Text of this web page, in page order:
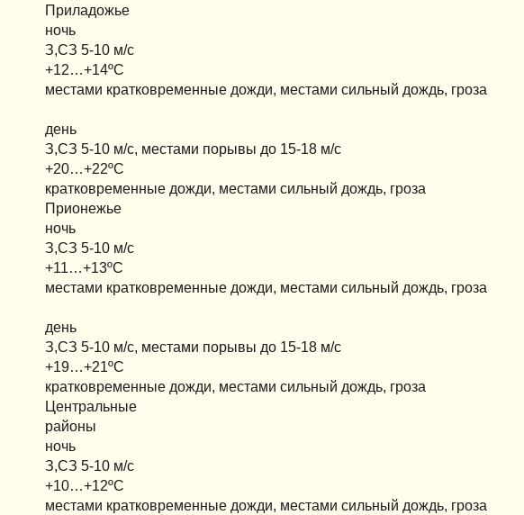
Приладожье
ночь
З,СЗ 5-10 м/с
+12…+14ºС
местами кратковременные дожди, местами сильный дождь, гроза
день
З,СЗ 5-10 м/с, местами порывы до 15-18 м/с
+20…+22ºС
кратковременные дожди, местами сильный дождь, гроза
Прионежье
ночь
З,СЗ 5-10 м/с
+11…+13ºС
местами кратковременные дожди, местами сильный дождь, гроза
день
З,СЗ 5-10 м/с, местами порывы до 15-18 м/с
+19…+21ºС
кратковременные дожди, местами сильный дождь, гроза
Центральные
районы
ночь
З,СЗ 5-10 м/с
+10…+12ºС
местами кратковременные дожди, местами сильный дождь, гроза